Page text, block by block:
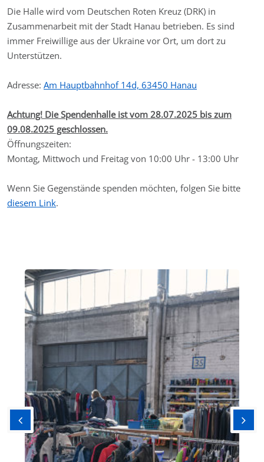
Die Halle wird vom Deutschen Roten Kreuz (DRK) in
Zusammenarbeit mit der Stadt Hanau betrieben. Es sind
immer Freiwillige aus der Ukraine vor Ort, um dort zu
Unterstützen.
Adresse: Am Hauptbahnhof 14d, 63450 Hanau
Achtung! Die Spendenhalle ist vom 28.07.2025 bis zum
09.08.2025 geschlossen.
Öffnungszeiten:
Montag, Mittwoch und Freitag von 10:00 Uhr - 13:00 Uhr
Wenn Sie Gegenstände spenden möchten, folgen Sie bitte
diesem Link.